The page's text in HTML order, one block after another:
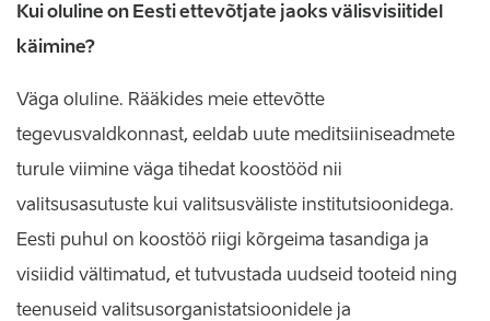
Kui oluline on Eesti ettevõtjate jaoks välisvisiitidel
käimine?
Väga oluline. Rääkides meie ettevõtte
tegevusvaldkonnast, eeldab uute meditsiiniseadmete
turule viimine väga tihedat koostööd nii
valitsusasutuste kui valitsusväliste institutsioonidega.
Eesti puhul on koostöö riigi kõrgeima tasandiga ja
visiidid vältimatud, et tutvustada uudseid tooteid ning
teenuseid valitsusorganistatsioonidele ja